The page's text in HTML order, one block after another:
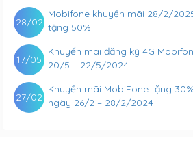
Mobifone khuyến mãi 28/2/
tặng 50%
28/02
Khuyến mãi đăng ký 4G
20/5 – 22/5/2024
17/05
Khuyến mãi MobiFone tặng
ngày 26/2 – 28/2/2024
27/02